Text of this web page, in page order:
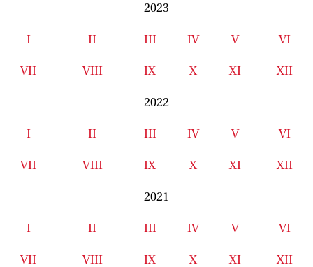
2023
I II III IV V VI
VII VIII IX X XI XII
2022
I II III IV V VI
VII VIII IX X XI XII
2021
I II III IV V VI
VII VIII IX X XI XII